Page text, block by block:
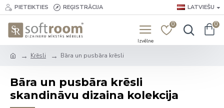
PIETEIKTIES REĢISTRĀCIJA LATVIEŠU
0 0
Krēsli Bāra un pusbāra krēsli
Bāra un pusbāra krēsli
skandināvu dizaina kolekcija